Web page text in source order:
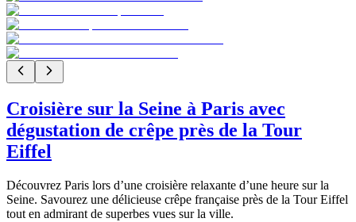
Croisière sur la Seine à Paris avec
dégustation de crêpe près de la Tour
Eiffel
Découvrez Paris lors d’une croisière relaxante d’une heure sur la
Seine. Savourez une délicieuse crêpe française près de la Tour Eiffel
tout en admirant de superbes vues sur la ville.